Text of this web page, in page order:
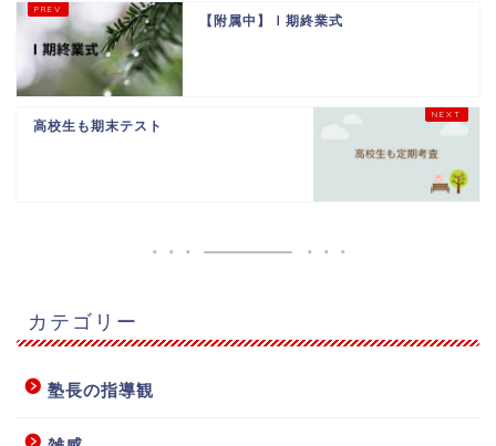
【附属中】Ⅰ期終業式
高校生も期末テスト
カテゴリー
塾長の指導観